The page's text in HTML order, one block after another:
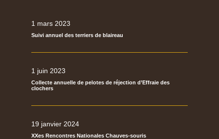
1 mars 2023
Suivi annuel des terriers de blaireau
1 juin 2023
Collecte annuelle de pelotes de réjection d’Effraie des
clochers
19 janvier 2024
XXes Rencontres Nationales Chauves-souris